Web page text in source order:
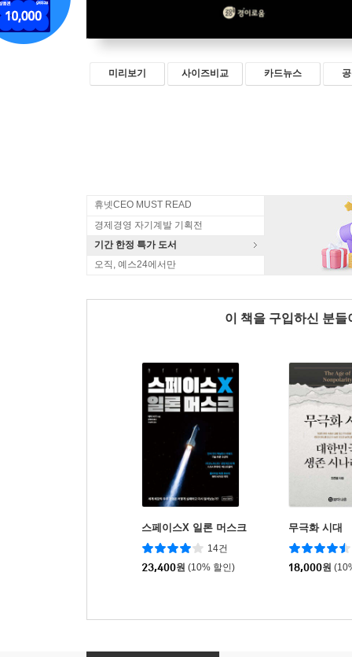
미리보기 사이즈비교 카드뉴스
휴넷CEO MUST READ
경제경영 자기계발 기획전
기간 한정 특가 도서
오직, 예스24에서만
이 책을 구입하신 분
스페이스X 일론 머스크
14건
23,400원 (10% 할인)
무극화 시대
18,000원